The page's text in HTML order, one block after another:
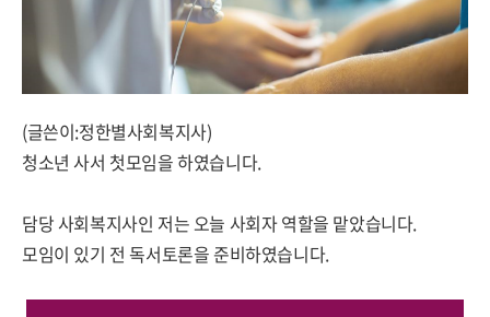
(글쓴이:정한별사회복지사)
청소년 사서 첫모임을 하였습니다.
담당 사회복지사인 저는 오늘 사회자 역할을 맡았습니다.
모임이 있기 전 독서토론을 준비하였습니다.